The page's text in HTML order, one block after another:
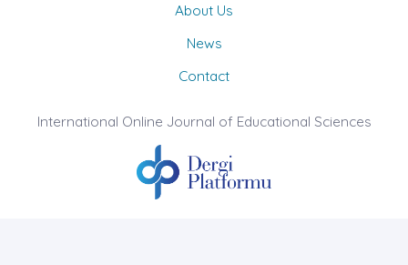
About Us
News
Contact
International Online Journal of Educational Sciences